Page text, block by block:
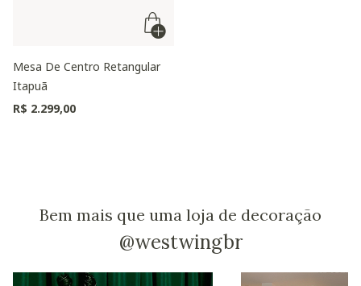
Mesa De Centro Retangular
Itapuã
R$ 2.299,00
Bem mais que uma loja de decoração
@westwingbr